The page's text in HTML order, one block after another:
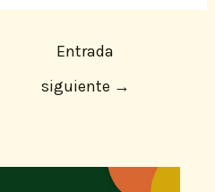
Entrada
siguiente →